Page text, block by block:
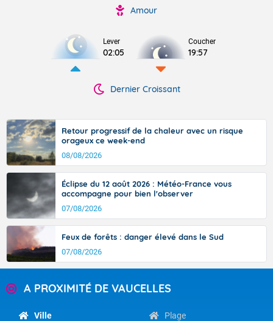
Amour
Lever
02:05
Coucher
19:57
Dernier Croissant
Retour progressif de la chaleur avec un risque
orageux ce week-end
08/08/2026
Éclipse du 12 août 2026 : Météo-France vous
accompagne pour bien l'observer
07/08/2026
Feux de forêts : danger élevé dans le Sud
07/08/2026
A PROXIMITÉ DE VAUCELLES
Ville Plage